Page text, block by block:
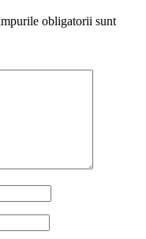
obligatorii sunt